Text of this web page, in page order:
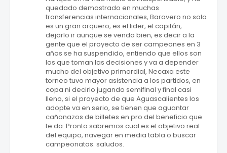
quedado demostrado en muchas
transferencias internacionales, Barovero no solo
es un gran arquero, es el lider, el capitán,
dejarlo ir aunque se venda bien, es decir a la
gente que el proyecto de ser campeones en 3
años se ha suspendido, entiendo que ellos son
los que toman las decisiones y va a depender
mucho del objetivo primordial, Necaxa este
torneo tuvo mayor asistencia a los partidos, en
copa ni decirlo jugando semifinal y final casi
lleno, si el proyecto de que Aguascalientes los
adopte va en serio, se tienen que aguantar
cañonazos de billetes en pro del beneficio que
te da. Pronto sabremos cual es el objetivo real
del equipo, navegar en media tabla o buscar
campeonatos. saludos.